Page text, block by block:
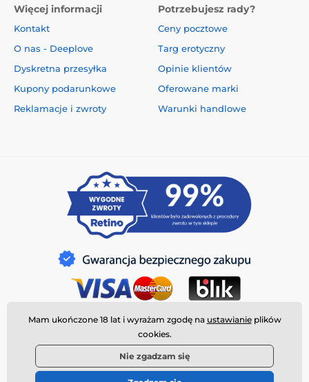
Więcej informacji
Kontakt
O nas - Deeplove
Dyskretna przesyłka
Kupony podarunkowe
Reklamacje i zwroty
Potrzebujesz rady?
Ceny pocztowe
Targ erotyczny
Opinie klientów
Oferowane marki
Warunki handlowe
Mam ukończone 18 lat i wyrażam zgodę na ustawianieplików
cookies.
Nie zgadzam się